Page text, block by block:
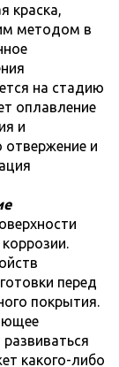
краска,
методом в
на стадию
оплавление
и
отвержение и
перед
покрытия.
какого-либо